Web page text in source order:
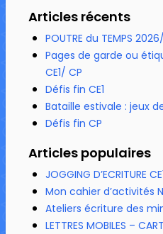
Articles récents
POUTRE du TEMPS
Pages de garde ou
CE1/ CP
Défis fin CE1
Bataille estivale : jeux
Défis fin CP
Articles populaires
JOGGING D’ECRITURE
Mon cahier d’activités
Ateliers écriture des
LETTRES MOBILES –